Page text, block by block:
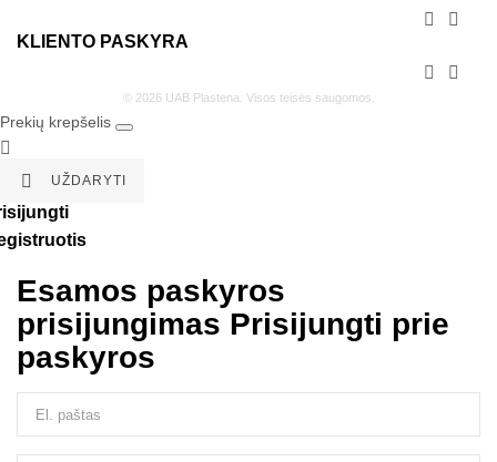


KLIENTO PASKYRA


© 2026 UAB Plastena. Visos teisės saugomos.
Prekių krepšelis


UŽDARYTI
Esamos paskyros
prisijungimas Prisijungti prie
paskyros